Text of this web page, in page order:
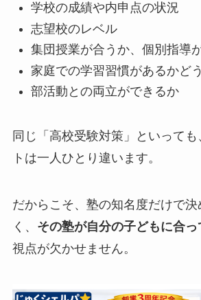
学校の成績や内申点の状況
志望校のレベル
集団授業が合うか、個別指導
家庭での学習習慣があるかど
部活動との両立ができるか
同じ「高校受験対策」といって
トは一人ひとり違います。
だからこそ、塾の知名度だけで
く、 その塾が自分の子どもに合っ
視点が欠かせません。